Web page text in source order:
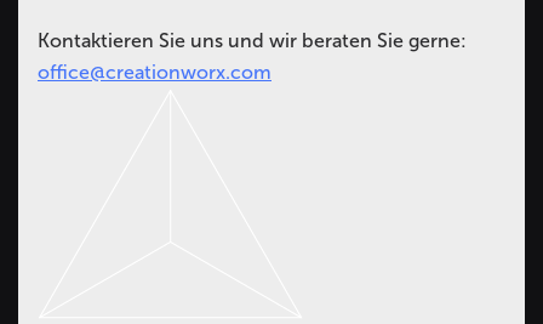
Kontaktieren Sie uns und wir beraten Sie gerne:
office@creationworx.com